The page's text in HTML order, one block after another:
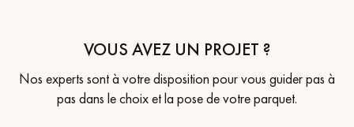
VOUS AVEZ UN PROJET ?
Nos experts sont à votre disposition pour vous guider pas à
pas dans le choix et la pose de votre parquet.